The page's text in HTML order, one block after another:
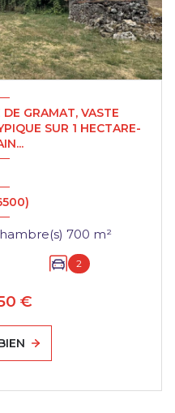
DE GRAMAT, VASTE
SUR 1 HECTARE-
Ferme 2 pièce(s) 1 chambre(s) 700 m²
2
€